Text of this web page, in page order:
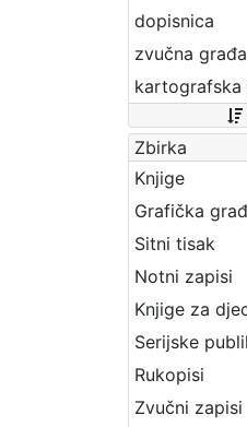
dopisnica
zvučna
kartografska
Zbirka
Knjige
Grafička
Sitni tisak
Notni zapisi
Knjige za
Serijske
Rukopisi
Zvučni zapisi